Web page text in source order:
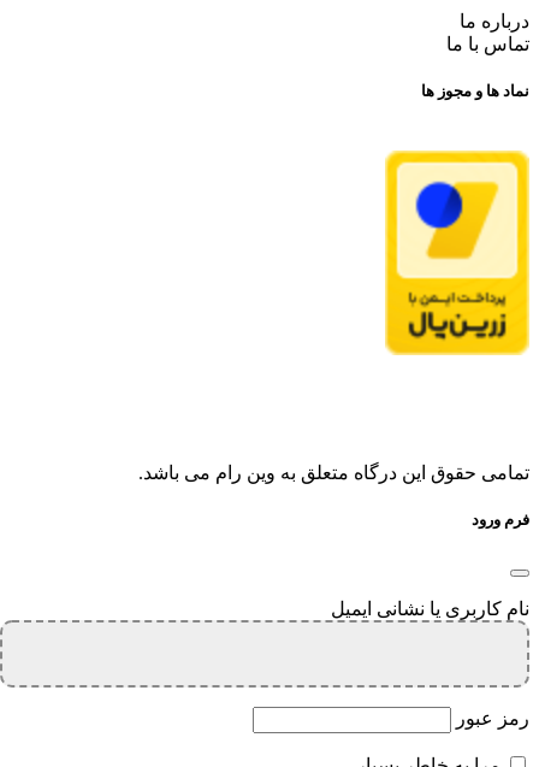
درباره ما
تماس با ما
نماد ها و مجوز ها
تمامی حقوق این درگاه متعلق به وین رام می باشد.
فرم ورود
نام کاربری یا نشانی ایمیل
رمز عبور